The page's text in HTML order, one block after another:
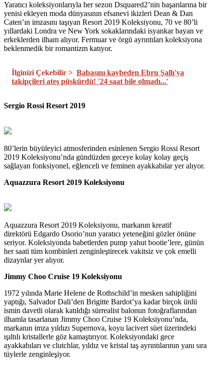
Yaratıcı koleksiyonlarıyla her sezon Dsquared2’nin başarılarına bir
yenisi ekleyen moda dünyasının efsanevi ikizleri Dean & Dan
Caten’ın imzasını taşıyan Resort 2019 Koleksiyonu, 70 ve 80’li
yıllardaki Londra ve New York sokaklarındaki isyankar bayan ve
erkeklerden ilham alıyor. Fermuar ve örgü ayrıntıları koleksiyona
beklenmedik bir romantizm katıyor.
İlginizi Çekebilir > Babasını kaybeden Ebru Şallı'ya
takipçileri ateş püskürdü! '24 saat bile olmadı...'
Sergio Rossi Resort 2019
80’lerin büyüleyici atmosferinden esinlenen Sergio Rossi Resort
2019 Koleksiyonu’nda gündüzden geceye kolay kolay geçiş
sağlayan fonksiyonel, eğlenceli ve feminen ayakkabılar yer alıyor.
Aquazzura Resort 2019 Koleksiyonu
Aquazzura Resort 2019 Koleksiyonu, markanın kreatif
direktörü Edgardo Osorio’nun yaratıcı yeteneğini gözler önüne
seriyor. Koleksiyonda babetlerden pump yahut bootie’lere, günün
her saati tüm kombinleri zenginleştirecek vakitsiz ve çok emelli
dizaynlar yer alıyor.
Jimmy Choo Cruise 19 Koleksiyonu
1972 yılında Marie Helene de Rothschild’in mesken sahipliğini
yaptığı, Salvador Dali’den Brigitte Bardot’ya kadar birçok ünlü
ismin davetli olarak katıldığı sürrealist balonun fotoğraflarından
ilhamla tasarlanan Jimmy Choo Cruise 19 Koleksiyonu’nda,
markanın imza yıldızı Supernova, koyu lacivert süet üzerindeki
ışıltılı kristallerle göz kamaştırıyor. Koleksiyondaki gece
ayakkabıları ve clutchlar, yıldız ve kristal taş ayrıntılarının yanı sıra
tüylerle zenginleşiyor.